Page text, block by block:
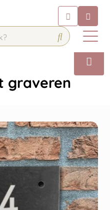
onze chatbot voor
graveren